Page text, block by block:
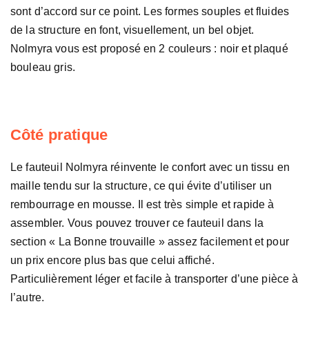
sont d’accord sur ce point. Les formes souples et fluides
de la structure en font, visuellement, un bel objet.
Nolmyra vous est proposé en 2 couleurs : noir et plaqué
bouleau gris.
Côté pratique
Le fauteuil Nolmyra réinvente le confort avec un tissu en
maille tendu sur la structure, ce qui évite d’utiliser un
rembourrage en mousse. Il est très simple et rapide à
assembler. Vous pouvez trouver ce fauteuil dans la
section « La Bonne trouvaille » assez facilement et pour
un prix encore plus bas que celui affiché.
Particulièrement léger et facile à transporter d’une pièce à
l’autre.